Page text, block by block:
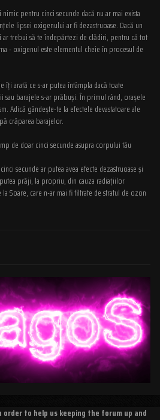
pentru cinci secunde dacă nu ar mai exista
lipsei oxigenului ar fi dezastruoase. Dacă un
ar trebui să te îndepărtezi de clădiri, pentru că tot
- oxigenul este elementul cheie în procesul de
arată ce s-ar putea întâmpla dacă toate
barajele s-ar prăbuși. În primul rând, orașele
Adică gândește-te la efectele devastatoare ale
crăparea barajelor.
de doar cinci secunde asupra corpului tău
secunde ar putea avea efecte dezastruoase și
prăji, la propriu, din cauza radiațiilor
Soare, care n-ar mai fi filtrate de stratul de ozon
order to help us keeping the forum up and